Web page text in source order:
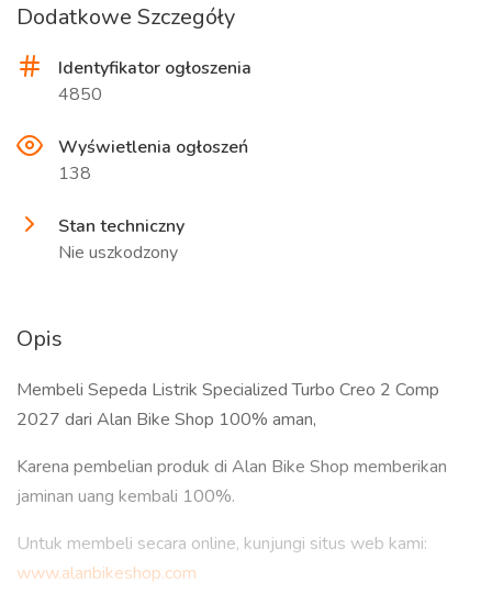
Dodatkowe Szczegóły
Identyfikator ogłoszenia
4850
Wyświetlenia ogłoszeń
138
Stan techniczny
Nie uszkodzony
Opis
Membeli Sepeda Listrik Specialized Turbo Creo 2 Comp
2027 dari Alan Bike Shop 100% aman,
Karena pembelian produk di Alan Bike Shop memberikan
jaminan uang kembali 100%.
Untuk membeli secara online, kunjungi situs web kami:
www.alanbikeshop.com